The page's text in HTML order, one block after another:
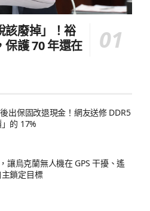
該廢掉」！裕
保護 70 年還在
出保固改退現金！網友送修 DDR5
的 17%
讓烏克蘭無人機在 GPS 干擾、遙
鎖定目標